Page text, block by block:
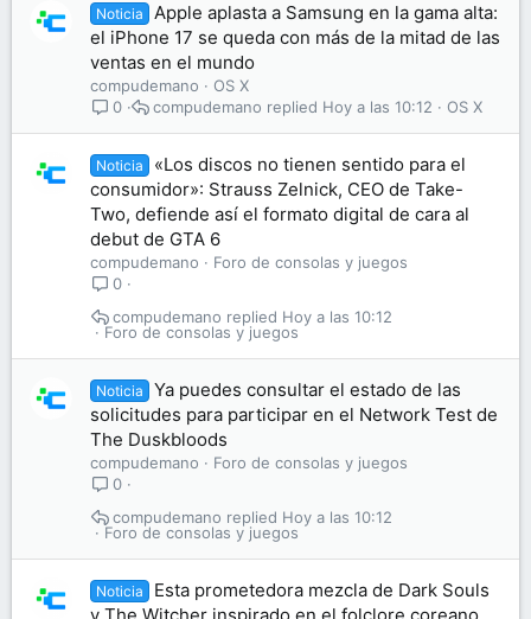
Noticia
Apple aplasta a Samsung en la gama alta:
el iPhone 17 se queda con más de la mitad de las
ventas en el mundo
compudemano
OS X
0
OS X
Hoy a las 10:12
compudemano
Noticia
«Los discos no tienen sentido para el
consumidor»: Strauss Zelnick, CEO de Take-
Two, defiende así el formato digital de cara al
debut de GTA 6
compudemano
Foro de consolas y juegos
0
Foro de consolas y juegos
Hoy a las 10:12
compudemano
Noticia
Ya puedes consultar el estado de las
solicitudes para participar en el Network Test de
The Duskbloods
compudemano
Foro de consolas y juegos
0
Foro de consolas y juegos
Hoy a las 10:12
compudemano
Noticia
Esta prometedora mezcla de Dark Souls